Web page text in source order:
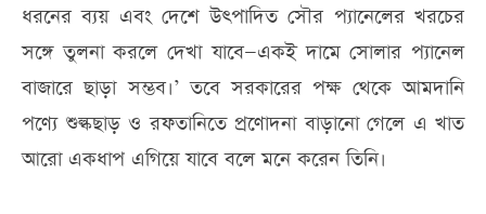
ধরনের ব্যয় এবং দেশে উৎপাদিত সৌর প্যানেলের খরচের
সঙ্গে তুলনা করলে দেখা যাবে—একই দামে সোলার প্যানেল
বাজারে ছাড়া সম্ভব।’ তবে সরকারের পক্ষ থেকে আমদানি
পণ্যে শুল্কছাড় ও রফতানিতে প্রণোদনা বাড়ানো গেলে এ খাত
আরো একধাপ এগিয়ে যাবে বলে মনে করেন তিনি।